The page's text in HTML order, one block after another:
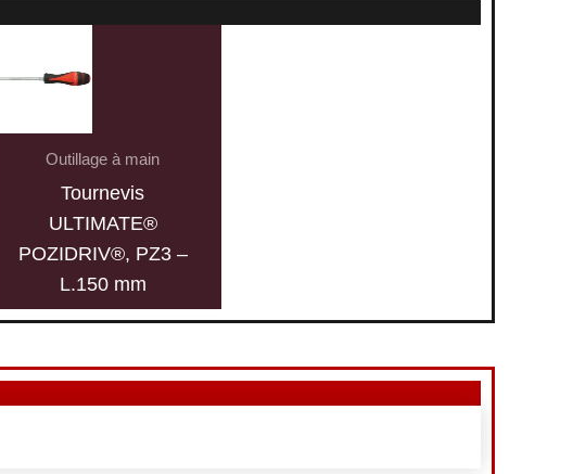
Outillage à main
Tournevis
ULTIMATE®
POZIDRIV®, PZ3 –
L.150 mm